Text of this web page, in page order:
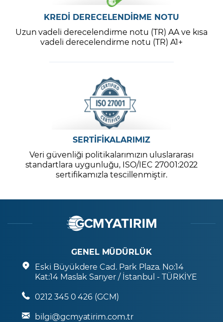
KREDİ DERECELENDİRME NOTU
Uzun vadeli derecelendirme notu (TR) AA ve kısa
vadeli derecelendirme notu (TR) A1+
SERTİFİKALARIMIZ
Veri güvenliği politikalarımızın uluslararası
standartlara uygunluğu, ISO/IEC 27001:2022
sertifikamızla tescillenmiştir.
GENEL MÜDÜRLÜK
Eski Büyükdere Cad. Park Plaza. No:14
Kat:14 Maslak Sarıyer / İstanbul - TÜRKİYE
0212 345 0 426 (GCM)
bilgi@gcmyatirim.com.tr